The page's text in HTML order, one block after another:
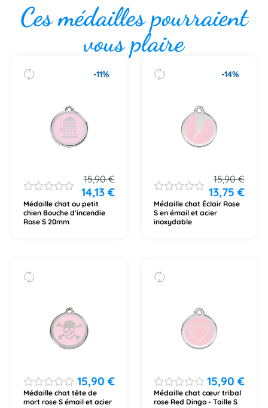
Ces médailles pourraient
vous plaire
-11%
15,90€
14,13 €
Médaille chat ou petit
chien Bouche d'incendie
Rose S 20mm
-14%
15,90€
13,75€
Médaille chat Éclair Rose
S en émail et acier
inoxydable
15,90 €
Médaille chat tête de
mort rose S émail et acier
15,90€
Médaille chat cœur tribal
rose Red Dingo - Taille S